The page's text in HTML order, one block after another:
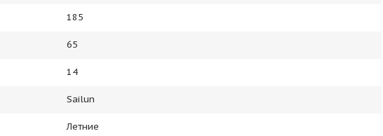
185
65
14
Sailun
Летние